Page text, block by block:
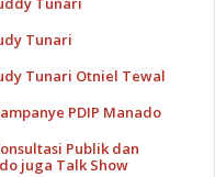
Tunari
Tunari Otniel Tewal
PDIP Manado
Publik dan
juga Talk Show